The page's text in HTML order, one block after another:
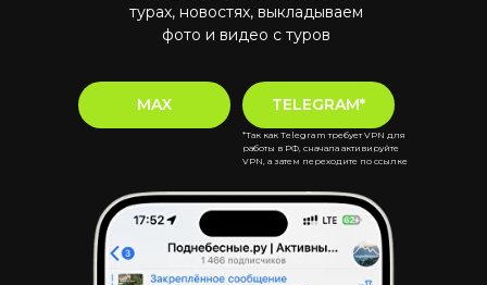
турах, новостях, выкладываем
фото и видео с туров
TELEGRAM*
MAX
*Так как Telegram требует VPN для
работы в РФ, сначала активируйте
VPN, а затем переходите по ссылке